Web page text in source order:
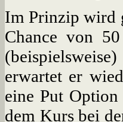
Im Prinzip wird
Chance von
erwartet er
eine Put
dem Kurs bei